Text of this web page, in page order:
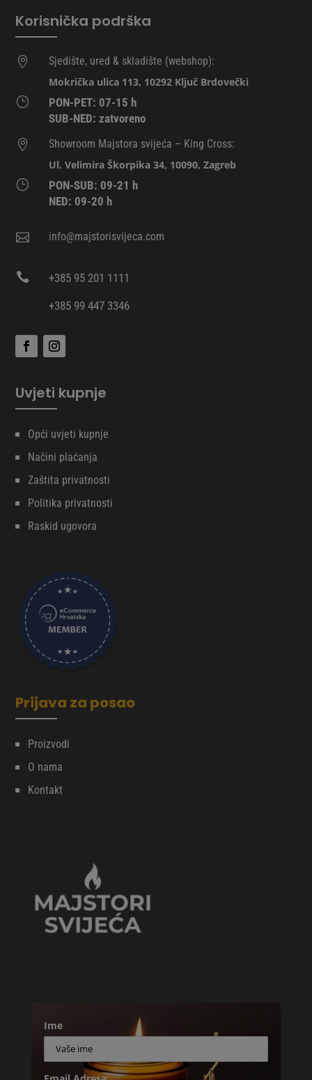
Korisnička podrška

Sjedište, ured & skladište (webshop):
Mokrička ulica 113, 10292 Ključ Brdovečki
}
PON-PET: 07-15 h
SUB-NED: zatvoreno

Showroom Majstora svijeća – King Cross:
Ul. Velimira Škorpika 34, 10090, Zagreb
}
PON-SUB: 09-21 h
NED: 09-20 h
 info@majstorisvijeca.com

+385 95 201 1111
+385 99 447 3346
Uvjeti kupnje
Opći uvjeti kupnje
Načini plaćanja
Zaštita privatnosti
Politika privatnosti
Raskid ugovora
Prijava za posao
Proizvodi
O nama
Kontakt
Ime